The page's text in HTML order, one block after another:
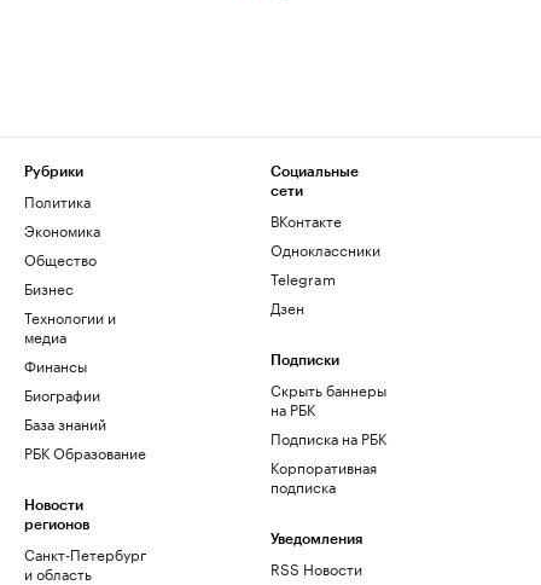
Рубрики
Политика
Экономика
Общество
Бизнес
Технологии и
медиа
Финансы
Биографии
База знаний
РБК Образование
Новости
регионов
Санкт-Петербург
и область
Социальные
сети
ВКонтакте
Одноклассники
Telegram
Дзен
Подписки
Скрыть баннеры
на РБК
Подписка на РБК
Корпоративная
подписка
Уведомления
RSS Новости